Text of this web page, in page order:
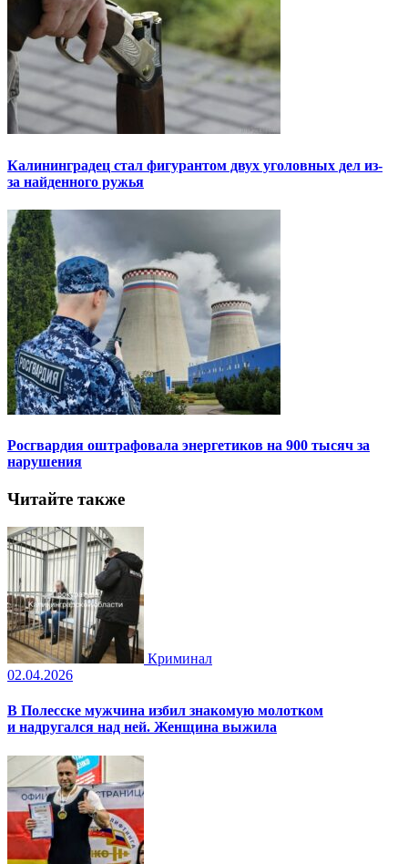
Калининградец стал фигурантом двух уголовных дел из-
за найденного ружья
Росгвардия оштрафовала энергетиков на 900 тысяч за
нарушения
Читайте также
Криминал
02.04.2026
В Полесске мужчина избил знакомую молотком
и надругался над ней. Женщина выжила